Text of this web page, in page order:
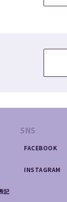
記
SNS
FACEBOOK
INSTAGRAM